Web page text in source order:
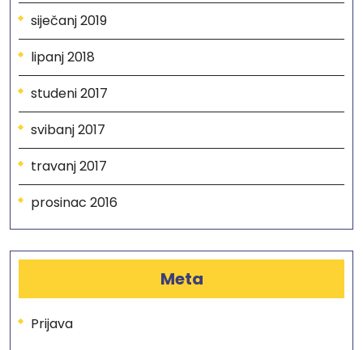
siječanj 2019
lipanj 2018
studeni 2017
svibanj 2017
travanj 2017
prosinac 2016
Meta
Prijava